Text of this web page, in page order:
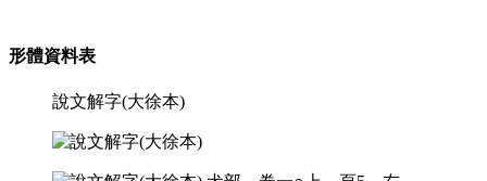
形體資料表
說文解字(大徐本)